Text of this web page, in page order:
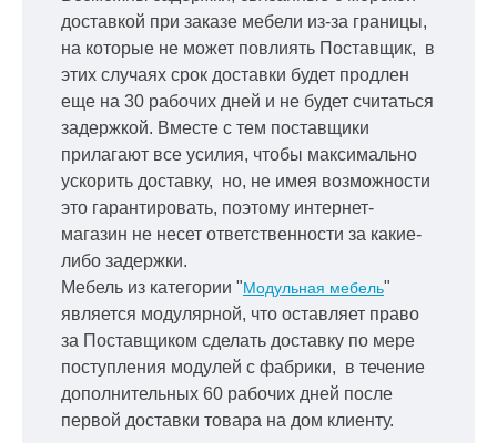
доставкой при заказе мебели из-за границы,
на которые не может повлиять Поставщик, в
этих случаях срок доставки будет продлен
еще на 30 рабочих дней и не будет считаться
задержкой. Вместе с тем поставщики
прилагают все усилия, чтобы максимально
ускорить доставку, но, не имея возможности
это гарантировать, поэтому интернет-
магазин не несет ответственности за какие-
либо задержки.
Мебель из категории "Модульная мебель"
является модулярной, что оставляет право
за Поставщиком сделать доставку по мере
поступления модулей с фабрики, в течение
дополнительных 60 рабочих дней после
первой доставки товара на дом клиенту.